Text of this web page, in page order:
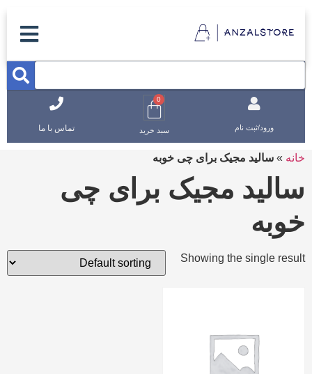
ورود/ثبت نام
0
سبد خرید تماس با ما
خانه » سالید مجیک برای چی خوبه
سالید مجیک برای چی
خوبه
Showing the single result